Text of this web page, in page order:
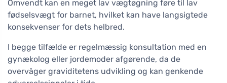
Omvendt kan en meget lav vægtøgning føre til lav
fødselsvægt for barnet, hvilket kan have langsigtede
konsekvenser for dets helbred.
I begge tilfælde er regelmæssig konsultation med en
gynækolog eller jordemoder afgørende, da de
overvåger graviditetens udvikling og kan genkende